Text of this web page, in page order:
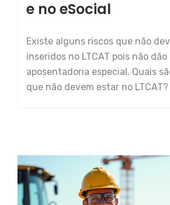
e no eSocial
Existe alguns riscos que não
inseridos no LTCAT pois não
aposentadoria especial. Quais
que não devem estar no LTCAT?